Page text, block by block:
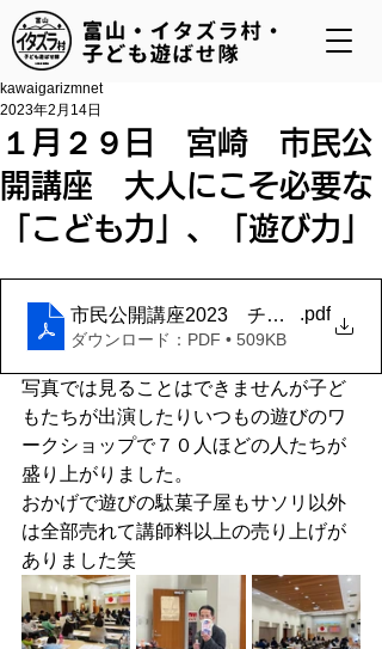
１月２９日 宮崎 市民公
開講座 大人にこそ必要な
「こども力」、「遊び力」
kawaigarizmnet
2023年2月14日
市民公開講座2023 チラシ表 最終
.pdf
ダウンロード：PDF • 509KB
写真では見ることはできませんが子ど
もたちが出演したりいつもの遊びのワ
ークショップで７０人ほどの人たちが
盛り上がりました。
おかげで遊びの駄菓子屋もサソリ以外
は全部売れて講師料以上の売り上げが
ありました笑